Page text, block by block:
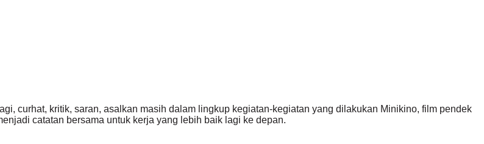
curhat, kritik, saran, asalkan masih dalam lingkup kegiatan-kegiatan yang dilakukan Minikino, film pendek
catatan bersama untuk kerja yang lebih baik lagi ke depan.